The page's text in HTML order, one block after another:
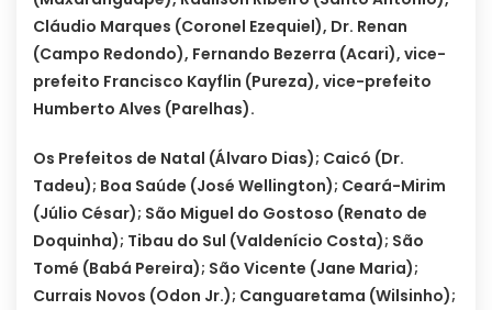
Cláudio Marques (Coronel Ezequiel), Dr. Renan
(Campo Redondo), Fernando Bezerra (Acari), vice-
prefeito Francisco Kayflin (Pureza), vice-prefeito
Humberto Alves (Parelhas).
Os Prefeitos de Natal (Álvaro Dias); Caicó (Dr.
Tadeu); Boa Saúde (José Wellington); Ceará-Mirim
(Júlio César); São Miguel do Gostoso (Renato de
Doquinha); Tibau do Sul (Valdenício Costa); São
Tomé (Babá Pereira); São Vicente (Jane Maria);
Currais Novos (Odon Jr.); Canguaretama (Wilsinho);